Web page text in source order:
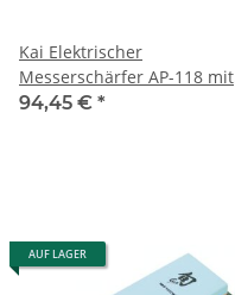
Kai Elektrischer
Messerschärfer AP-118 mit
Poliereinheit APF-118
94,45 € *
AUF LAGER